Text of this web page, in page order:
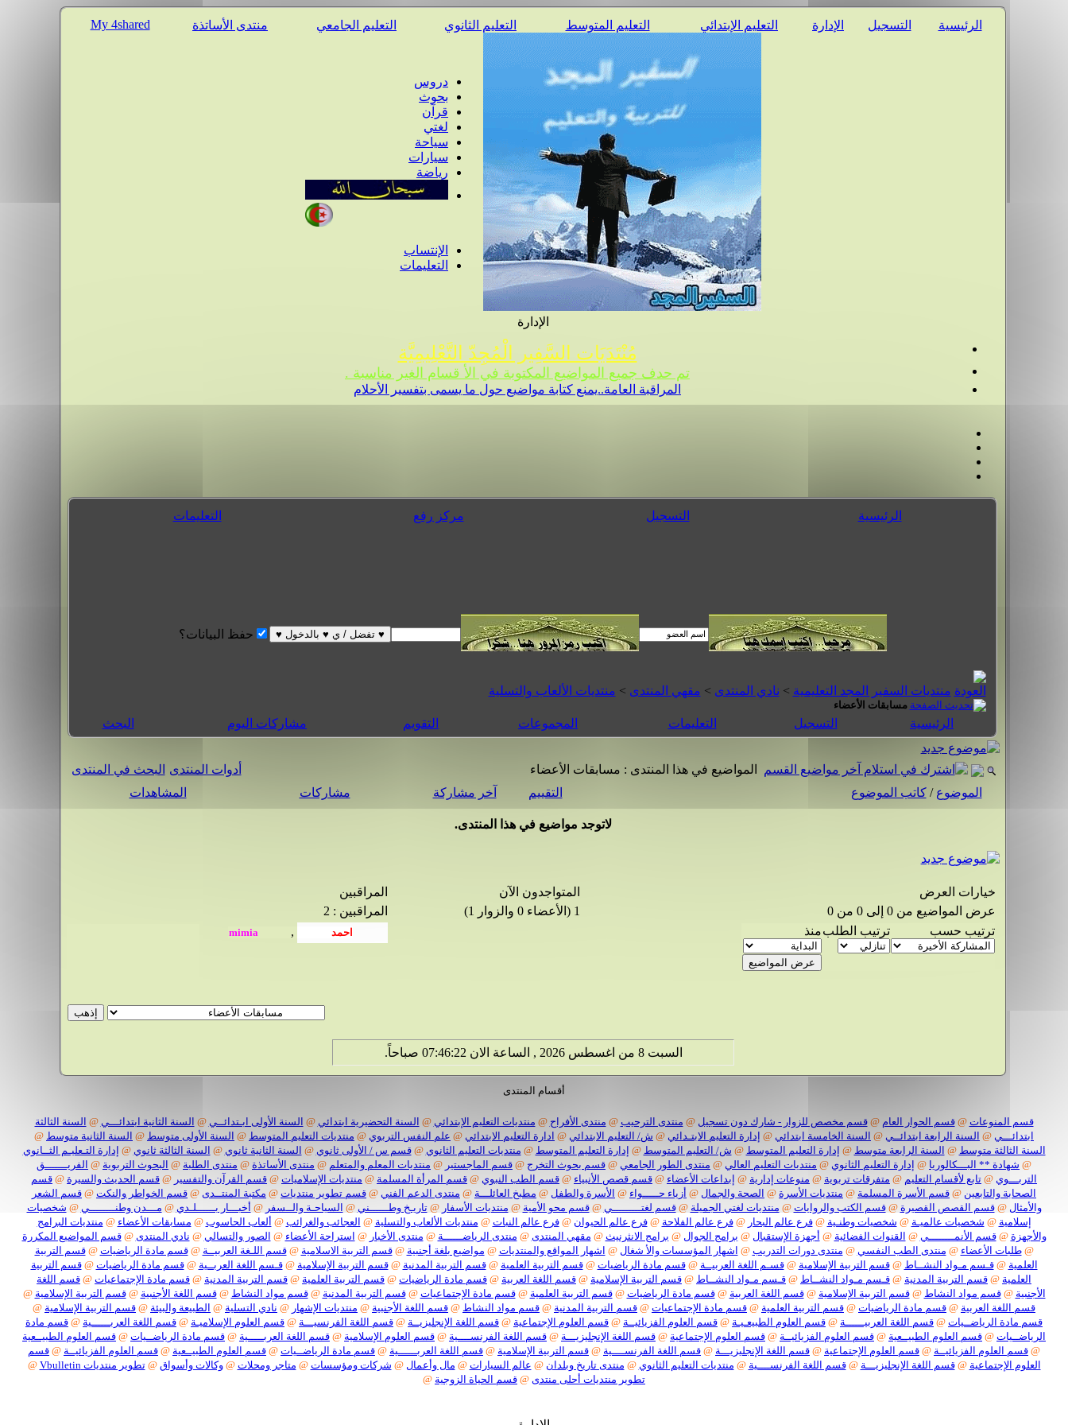
الرئيسية التسجيل الإدارة التعليم الإبتدائي التعليم المتوسط التعليم الثانوي التعليم الجامعي منتدى الأساتذة My 4shared
دروس
بحوث
قرآن
لغتي
سياحة
سيارات
رياضة
الإنتساب
التعليمات
الإدارة
مُنْتَدَيَات السَّفِير الْمُجِدّ التَّعْلِيمِيَّة
تم حدف جميع المواضيع المكتوبة في الأ قسام الغير مناسبة .
المراقبة العامة..يمنع كتابة مواضيع حول ما يسمى بتفسير الأحلام
الرئيسية التسجيل مركز رفع التعليمات
حفظ البيانات؟
منتديات السفير المجد التعليمية > نادي المنتدى > مقهي المنتدى > منتديات الألعاب والتسلية
مسابقات الأعضاء
الرئيسية التسجيل التعليمات المجموعات التقويم مشاركات اليوم البحث
المواضيع في هذا المنتدى : مسابقات الأعضاء أدوات المنتدى
البحث في المنتدى
التقييم
الموضوع / كاتب الموضوع آخر مشاركة مشاركات المشاهدات
لاتوجد مواضيع في هذا المنتدى.
خيارات العرض المتواجدون الآن
المراقبين
عرض المواضيع من 0 إلى 0 من 0
1 (الأعضاء 0 والزوار 1)
المراقبين : 2
ترتيب حسب
ترتيب الطلبمنذ ,
السبت 8 من اغسطس 2026 , الساعة الان 07:46:23 صباحاً.
أقسام المنتدى
قسم المنوعات @قسم الحوار العام @قسم مخصص للزوار - شارك دون تسجيل @ منتدى الترحيب @ منتدى الأفراح @ منتديات التعليم الإبتدائي @ السنة التحضيرية ابتدائي @ السنة الأولى ابـتدائــي @ السنة الثانية ابتدائـــي @ السنة الثالثة
ابتدائـــي @ السنة الرابعة ابتدائــي @ السنة الخامسة ابتدائي @ إدارة التعليم الابتـدائي @ ش/ التعليم الابتدائي @ ادارة التعليم الابتدائي @ علم النفس التربوي @ منتديات التعليم المتوسط @ السنة الأولى متوسط @ السنة الثانية متوسط @
السنة الثالثة متوسط @ السنة الرابعة متوسط @ إدارة التعليم المتوسط @ ش/ التعليم المتوسط @ إدارة التعليم المتوسط @ منتديات التعليم الثانوي @قسم س / الأولى ثانوي @ السنة الثانية ثانوي @ السنة الثالثة ثانوي @ إدارة التـعليـم الثــانوي
@ شهادة ** البـــكالوريا @ إدارة التعليم الثانوي @ منتديات التعليم العالي @ منتدى الطور الجامعي @ قسم بحوث التخرج @ قسم الماجستير @ منتديات المعلم والمتعلم @ منتدى الأساتذة @ منتدى الطلبة @ البحوث التربوية @ الفريـــــــق
التربـــوي @ تابع لأقسام التعليم @ متفرقات تربوية @ منوعات إدارية @ إبداعات الأعضاء @ قسم قصص الأنبياء @ قسم الطب النبوي @ قسم المرأة المسلمة @ منتديات الإسلاميات @ قسم القرآن والتفسير @ قسم الحديث والسيرة @ قسم
الصحابة والتابعين @ قسم الأسرة المسلمة @ منتديات الأسرة @ الصحة والجمال @ أزياء حـــــواء @ الأسرة والطفل @ مطبخ العائلـــة @ منتدى الدعم الفني @ قسم تطوير منتديات @ مكتبة المنتــدى @ قسم الخواطر والنكت @ قسم الشعر
والأمثال @قسم القصص القصيرة @قسم الكتب والروايات @ منتديات لغتي الجميلة @قسم لغتـــــــــي @قسم محو الأمية @ منتديات الأسفار @تاريـخ وطــــــني @ السياحـة والــسفر @ أخبـــار بــــــلـدي @ مـــدن وطنــــــــي @ شخصيات
إسلامية @ شخصيات عالميـة @ شخصيات وطنـية @فرع عالم البحار @فرع عالم الفلاحة @فرع عالم الحيوان @فرع عالم النبات @ منتديات الألعاب والتسلية @ العجائب والغرائب @ ألعاب الحاسوب @ مسابقات الأعضاء @ منتديات البرامج
والأجهزة @قسم الأنمــــــــي @ القنوات الفضائية @ أجهزة الإستقبال @ برامج الجوال @ برامج الانثرنيث @ مقهي المنتدى @ منتدى الرياضــــــة @ منتدى الأخبار @ استراحة الأعضاء @ الصور والتسالي @ نادي المنتدى @قسم المواضيع المكررة
@طلبات الأعضاء @ منتدى الطب النفسي @ منتدى دورات التدريب @ اشهار المؤسسات والأ شغال @ اشهار المواقع والمنتديات @ مواضيع بلغة أجنبية @قسم التربية الاسلامية @قسم اللـغة العربيــة @قسم مادة الرياضيات @قسم التربية
العلمية @قـسم مـواد النشــاط @قسم التربية الإسلامية @قسـم اللغة العربيــة @قسم مادة الرياضيات @قسم التربية العلمية @قسم التربية المدنية @قسم التربية الإسلامية @قـسم اللغة العربــية @قسم مادة الرياضيات @قسم التربية
العلمية @ قسم التربية المدنية @ قـسم مـواد النشــاط @ قـسم مـواد النشــاط @ قسم التربية الإسلامية @ قسم اللغة العربية @ قسم مادة الرياضيات @ قسم التربية العلمية @ قسم التربية المدنية @ قسم مادة الإجتماعيات @ قسم اللغة
الأجنبية @قسم مواد النشاط @قسم التربية الإسلامية @قسم اللغة العربية @قسم مادة الرياضيات @قسم التربية العلمية @قسم مادة الإجتماعيات @قسم التربية المدنية @قسم مواد النشاط @قسم اللغة الأجنبية @قسم التربية الإسلامية @
قسم اللغة العربية @ قسم مادة الرياضيات @ قسم التربية العلمية @ قسم مادة الإجتماعيات @ قسم التربية المدنية @ قسم مواد النشاط @ قسم اللغة الأجنبية @ منتديات الإشهار @ نادي التسلية @ الطبيعة والبيئة @ قسم التربية الإسلامية @
قسم مادة الرياضــيات @ قسم اللغة العربيــــــة @ قسم العلوم الطبيعـيـة @ قسم العلوم الفزيائيــة @ قسم العلوم الإجتماعية @ قسم اللغة الإنجليزيــة @ قسم اللغة الفرنسيـــة @ قسم العلوم الإسلاميـة @ قسم اللغة العربــــــية @ قسم مادة
الرياضــيات @ قسم العلوم الطبيــعية @ قسم العلوم الفزيائيــة @ قسم العلوم الإجتماعية @ قسم اللغة الإنجليزيـــة @ قسم اللغة الفرنســــية @ قسم العلوم الإسلامية @ قسم اللغة العربـــــية @ قسم مادة الرياضــيات @ قسم العلوم الطبيــعية
@ قسم العلوم الفزيائيــة @ قسم العلوم الإجتماعية @ قسم اللغة الإنجليزيـــة @ قسم اللغة الفرنســــية @ قسم التربية الإسلامية @ قسم اللغة العربــــــية @ قسم مادة الرياضــيات @ قسم العلوم الطبيــعية @ قسم العلوم الفزيائيــة @ قسم
العلوم الإجتماعية @قسم اللغة الإنجليزيـــة @قسم اللغة الفرنســــية @ منتديات التعليم الثانوي @ منتدى تاريخ وبلدان @ عالم السيارات @ مال وأعمال @ شركات ومؤسسات @ متاجر ومحلات @وكالات وأسواق @تطوير منتديات Vbulletin
@
تطوير منتديات أحلى منتدى @ قسم الحياة الزوجية @